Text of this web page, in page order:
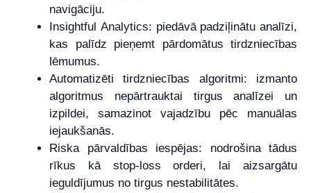
navigāciju.
Insightful Analytics: piedāvā padziļinātu analīzi,
kas palīdz pieņemt pārdomātus tirdzniecības
lēmumus.
Automatizēti tirdzniecības algoritmi: izmanto
algoritmus nepārtrauktai tirgus analīzei un
izpildei, samazinot vajadzību pēc manuālas
iejaukšanās.
Riska pārvaldības iespējas: nodrošina tādus
rīkus kā stop-loss orderi, lai aizsargātu
ieguldījumus no tirgus nestabilitātes.